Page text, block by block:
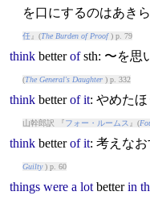
を口にするのはあき
任』(The Burden of Proof) p. 79
think better ofsth: 〜を思
(The General's Daughter) p. 332
think better of it: やめた
山幹郎訳 『フォー・ルームス 』(
think better of it: 考えなお
Guilty) p. 60
things were a lot better in